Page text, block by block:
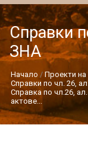
Справки
ЗНА
Начало
Проекти
Справки по чл. 26,
Справка по чл.26,
актове...